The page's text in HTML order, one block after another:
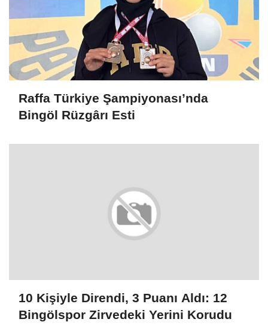
Raffa Türkiye Şampiyonası’nda
Bingöl Rüzgârı Esti
10 Kişiyle Direndi, 3 Puanı Aldı: 12
Bingölspor Zirvedeki Yerini Korudu